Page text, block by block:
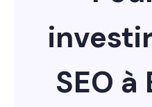
SEO à